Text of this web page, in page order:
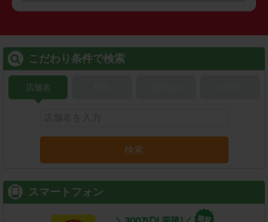
こだわり条件で検索
店舗名
検索
スマートフォン